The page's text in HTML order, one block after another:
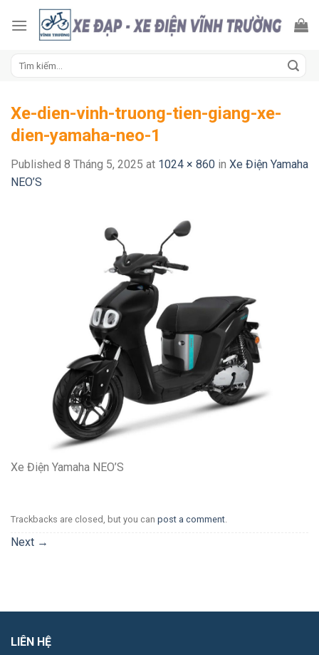
Xe-dien-vinh-truong-tien-giang-xe-
dien-yamaha-neo-1
Published 8 Tháng 5, 2025 at 1024 × 860 in Xe Điện Yamaha
NEO’S
Xe Điện Yamaha NEO’S
Trackbacks are closed, but you can post a comment.
Next →
LIÊN HỆ